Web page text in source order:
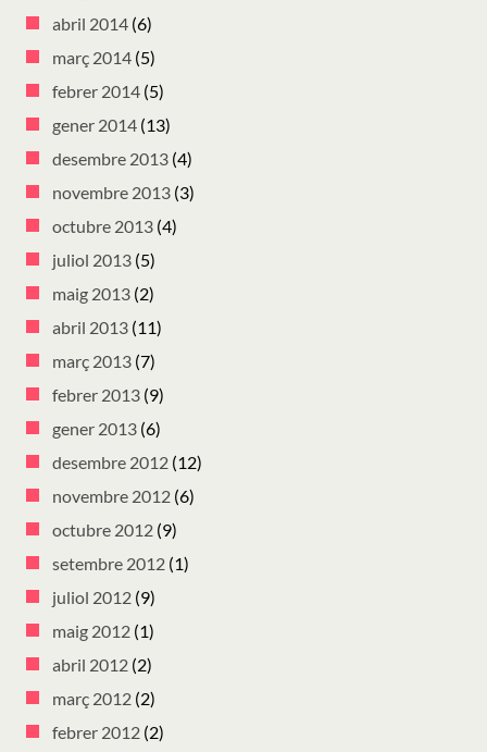
abril 2014 (6)
març 2014 (5)
febrer 2014 (5)
gener 2014 (13)
desembre 2013 (4)
novembre 2013 (3)
octubre 2013 (4)
juliol 2013 (5)
maig 2013 (2)
abril 2013 (11)
març 2013 (7)
febrer 2013 (9)
gener 2013 (6)
desembre 2012 (12)
novembre 2012 (6)
octubre 2012 (9)
setembre 2012 (1)
juliol 2012 (9)
maig 2012 (1)
abril 2012 (2)
març 2012 (2)
febrer 2012 (2)